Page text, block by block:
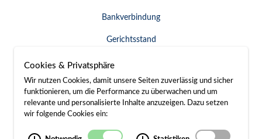
Bankverbindung
Gerichtsstand
Widerruf erklären
SERVICE & KONTAKT
Besuch / Anfahrt
Cookies & Privatsphäre
Wir nutzen Cookies, damit unsere Seiten zuverlässig und sicher
funktionieren, um die Performance zu überwachen und um
relevante und personalisierte Inhalte anzuzeigen. Dazu setzen
wir folgende Cookies ein: